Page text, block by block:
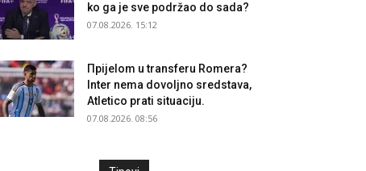
ko ga je sve podržao do sada?
07.08.2026. 15:12
Прijelom u transferu Romera?
Inter nema dovoljno sredstava,
Atletico prati situaciju.
07.08.2026. 08:56